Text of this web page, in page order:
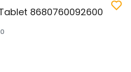
8680760092600